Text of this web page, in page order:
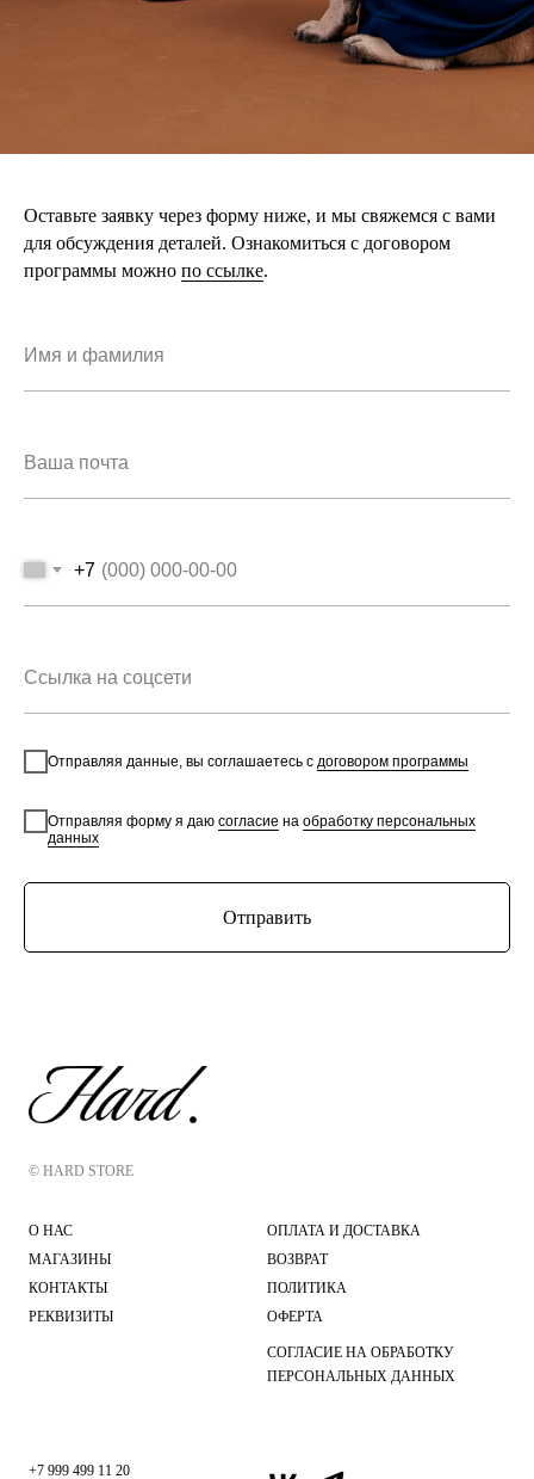
Оставьте заявку через форму ниже, и мы свяжемся с вами
для обсуждения деталей. Ознакомиться с договором
программы можно по ссылке.
+7
Отправляя данные, вы соглашаетесь с договором программы
Отправляя форму я даю согласие на обработку персональных
данных
Отправить
© HARD STORE
О НАС
МАГАЗИНЫ
КОНТАКТЫ
РЕКВИЗИТЫ
ОПЛАТА И ДОСТАВКА
ВОЗВРАТ
ПОЛИТИКА
ОФЕРТА
СОГЛАСИЕ НА ОБРАБОТКУ
ПЕРСОНАЛЬНЫХ ДАННЫХ
+7 999 499 11 20